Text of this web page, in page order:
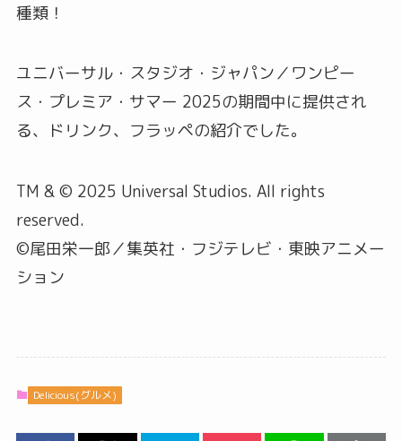
種類！
ユニバーサル・スタジオ・ジャパン／ワンピー
ス・プレミア・サマー 2025の期間中に提供され
る、ドリンク、フラッペの紹介でした。
TM & © 2025 Universal Studios. All rights
reserved.
©尾田栄一郎／集英社・フジテレビ・東映アニメー
ション
Delicious(グルメ)